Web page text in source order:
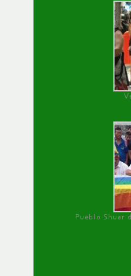
Pueblo Shuar